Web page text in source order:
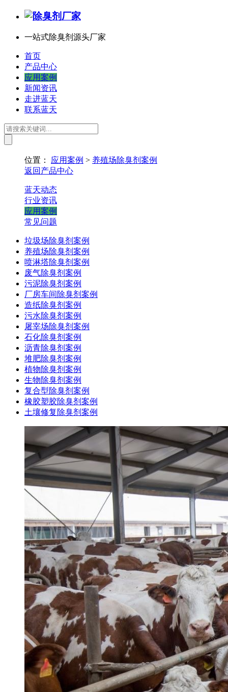
一站式除臭剂源头厂家
首页
产品中心
应用案例
新闻资讯
走进蓝天
联系蓝天
位置： 应用案例 > 养殖场除臭剂案例
返回产品中心
蓝天动态
行业资讯
应用案例
常见问题
垃圾场除臭剂案例
养殖场除臭剂案例
喷淋塔除臭剂案例
废气除臭剂案例
污泥除臭剂案例
厂房车间除臭剂案例
造纸除臭剂案例
污水除臭剂案例
屠宰场除臭剂案例
石化除臭剂案例
沥青除臭剂案例
堆肥除臭剂案例
植物除臭剂案例
生物除臭剂案例
复合型除臭剂案例
橡胶塑胶除臭剂案例
土壤修复除臭剂案例